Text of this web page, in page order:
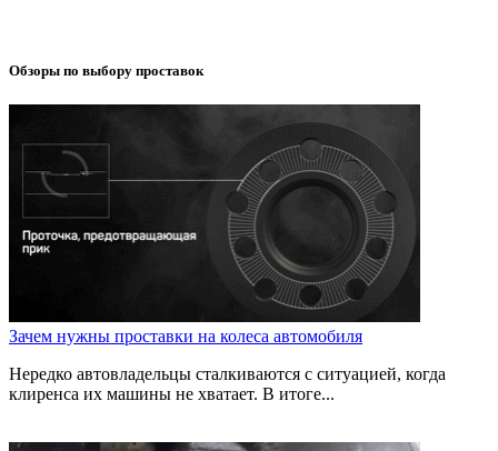
Обзоры по выбору проставок
Зачем нужны проставки на колеса автомобиля
Нередко автовладельцы сталкиваются с ситуацией, когда
клиренса их машины не хватает. В итоге...